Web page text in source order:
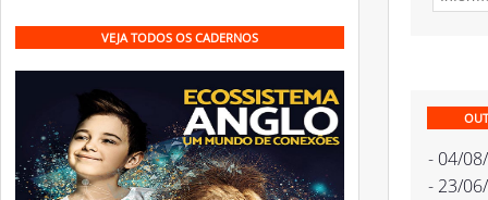
VEJA TODOS OS CADERNOS
- 04/
- 23/